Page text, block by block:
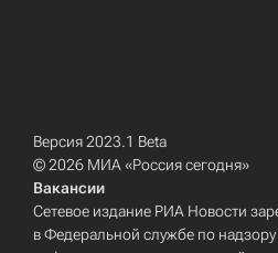
Версия 2023.1 Beta
© 2026 МИА «Россия сегодня»
Вакансии
Сетевое издание РИА Новости
в Федеральной службе по надзору